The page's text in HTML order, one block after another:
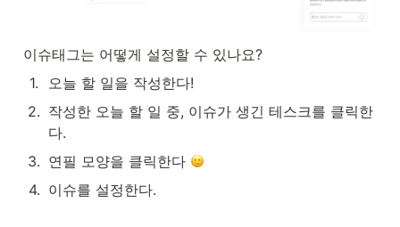
이슈태그는 어떻게 설정할 수 있나요?
1.
오늘 할 일을 작성한다!
2. 작성한 오늘 할 일 중, 이슈가 생긴 테스크를 클릭한
다.
3. 연필 모양을 클릭한다
4. 이슈를 설정한다.